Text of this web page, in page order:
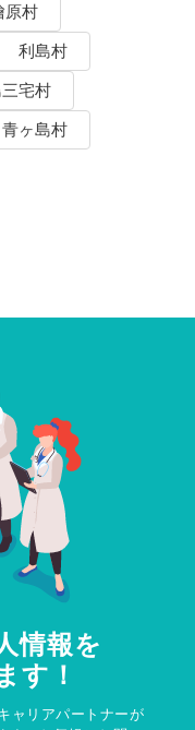
原村
利島村
宅村
青ヶ島村
情報を
す！
ャリアパートナーが